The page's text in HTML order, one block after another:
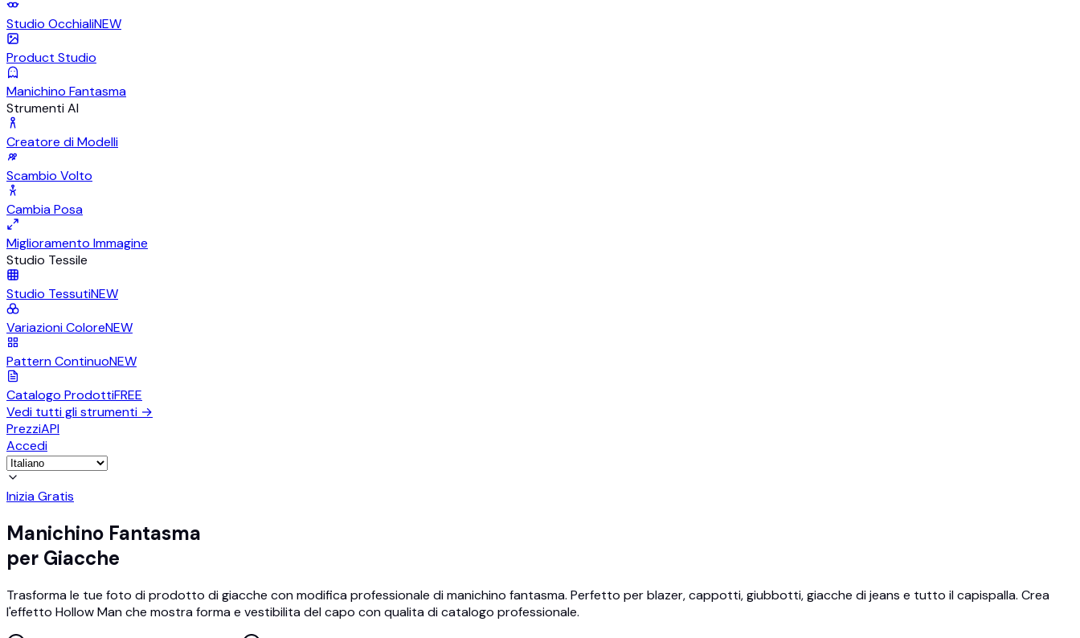
Studio OcchialiNEW
Product Studio
Manichino Fantasma
Strumenti AI
Creatore di Modelli
Scambio Volto
Cambia Posa
Miglioramento Immagine
Studio Tessile
Studio TessutiNEW
Variazioni ColoreNEW
Pattern ContinuoNEW
Catalogo ProdottiFREE
Vedi tutti gli strumenti →
PrezziAPI
Accedi
Inizia Gratis
Manichino Fantasma
per Giacche
Trasforma le tue foto di prodotto di giacche con modifica professionale di manichino fantasma. Perfetto per blazer, cappotti, giubbotti, giacche di jeans e tutto il capispalla. Crea
l'effetto Hollow Man che mostra forma e vestibilita del capo con qualita di catalogo professionale.